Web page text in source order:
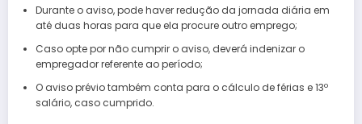
Durante o aviso, pode haver redução da jornada diária em
até duas horas para que ela procure outro emprego;
Caso opte por não cumprir o aviso, deverá indenizar o
empregador referente ao período;
O aviso prévio também conta para o cálculo de férias e 13º
salário, caso cumprido.